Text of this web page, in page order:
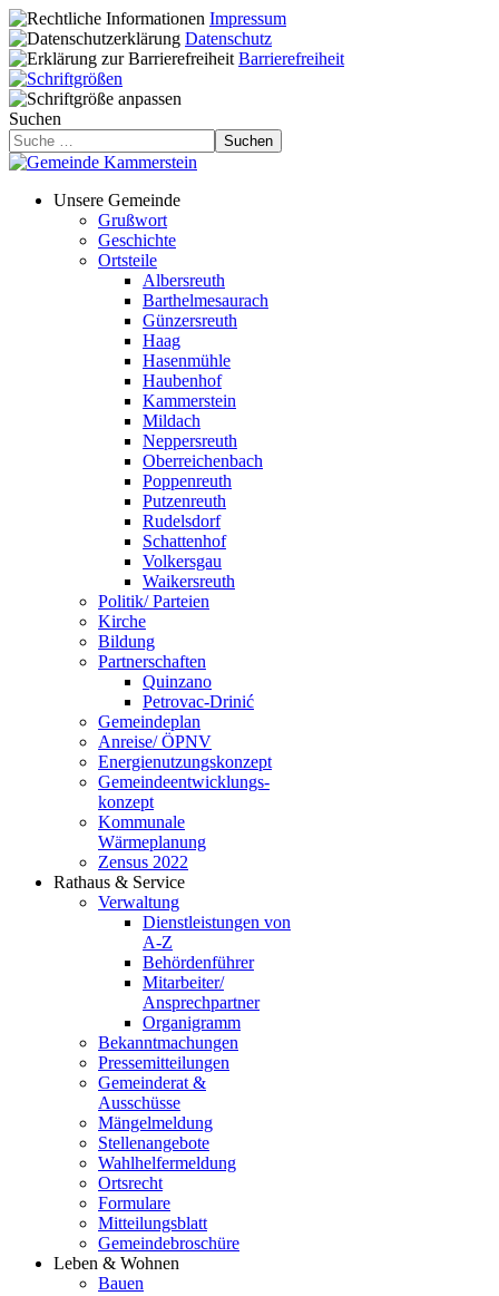
Impressum
Datenschutz
Barrierefreiheit
Suchen
Suchen
Unsere Gemeinde
Grußwort
Geschichte
Ortsteile
Albersreuth
Barthelmesaurach
Günzersreuth
Haag
Hasenmühle
Haubenhof
Kammerstein
Mildach
Neppersreuth
Oberreichenbach
Poppenreuth
Putzenreuth
Rudelsdorf
Schattenhof
Volkersgau
Waikersreuth
Politik/ Parteien
Kirche
Bildung
Partnerschaften
Quinzano
Petrovac-Drinić
Gemeindeplan
Anreise/ ÖPNV
Energienutzungskonzept
Gemeindeentwicklungs­
konzept
Kommunale
Wärmeplanung
Zensus 2022
Rathaus & Service
Verwaltung
Dienstleistungen von
A-Z
Behördenführer
Mitarbeiter/
Ansprechpartner
Organigramm
Bekanntmachungen
Pressemitteilungen
Gemeinderat &
Ausschüsse
Mängelmeldung
Stellenangebote
Wahlhelfermeldung
Ortsrecht
Formulare
Mitteilungsblatt
Gemeindebroschüre
Leben & Wohnen
Bauen